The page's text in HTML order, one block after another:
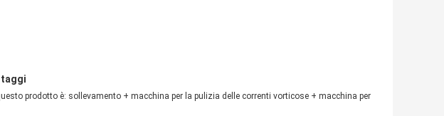
prodotto è: sollevamento + macchina per la pulizia delle correnti vorticose + macchina per